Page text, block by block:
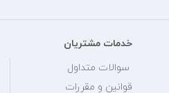
خدمات مشتریان
سوالات متداول
قوانین و مقررات